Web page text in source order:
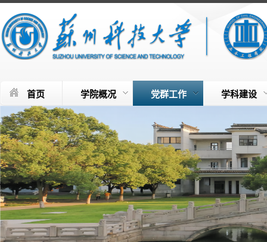
首页 学院概况 党群工作 学科建设